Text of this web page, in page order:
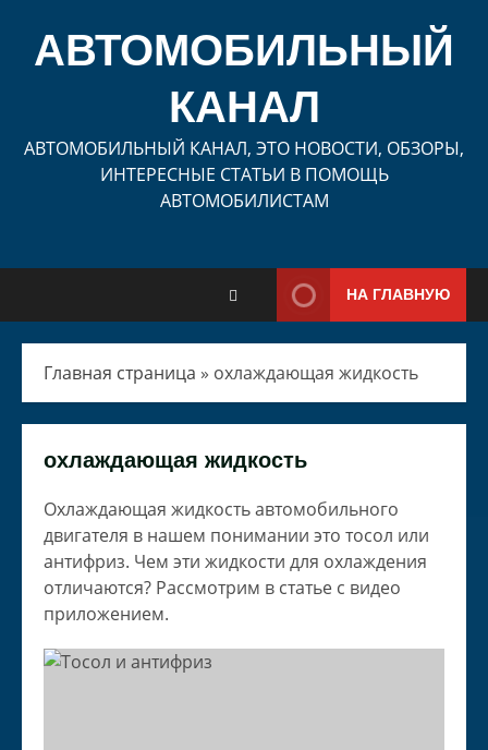
содержимому
АВТОМОБИЛЬНЫЙ
КАНАЛ
АВТОМОБИЛЬНЫЙ КАНАЛ, ЭТО НОВОСТИ, ОБЗОРЫ,
ИНТЕРЕСНЫЕ СТАТЬИ В ПОМОЩЬ
АВТОМОБИЛИСТАМ
НА ГЛАВНУЮ
Главная страница » охлаждающая жидкость
охлаждающая жидкость
Охлаждающая жидкость автомобильного
двигателя в нашем понимании это тосол или
антифриз. Чем эти жидкости для охлаждения
отличаются? Рассмотрим в статье с видео
приложением.